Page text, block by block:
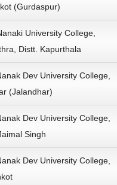
(Gurdaspur)
University College,
Distt. Kapurthala
Dev University College,
(Jalandhar)
Dev University College,
Singh
Dev University College,